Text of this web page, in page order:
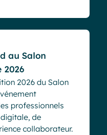
au Salon
2026
2026 du Salon
professionnels
de
collaborateur.